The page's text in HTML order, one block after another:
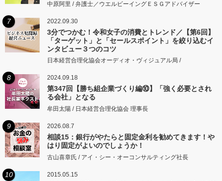
中原阿里 / 弁護士／ウエルビーイングＥＳＧアドバイザー
7 2022.09.30
3分でつかむ！令和女子の消費とトレンド／【第6回】
「ターゲット」と「セールスポイント」を絞り込むイ
ンタビュー３つのコツ
日本経営合理化協会オーディオ・ヴィジュアル局 /
8 2024.09.18
第347回【勝ち組企業づくり編⑩】「強く必要とされ
る会社」となる
牟田太陽 / 日本経営合理化協会 理事長
9 2026.08.7
相談15：銀行がやたらと固定金利を勧めてきます！や
はり固定がよいのでしょうか！
古山喜章氏 / アイ・シー・オーコンサルティング社長
10 2015.05.15